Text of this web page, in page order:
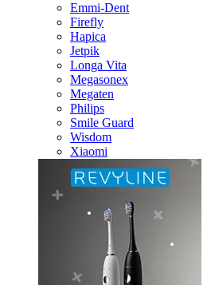
Emmi-Dent
Firefly
Hapica
Jetpik
Longa Vita
Megasonex
Megaten
Philips
Smile Guard
Wisdom
Xiaomi